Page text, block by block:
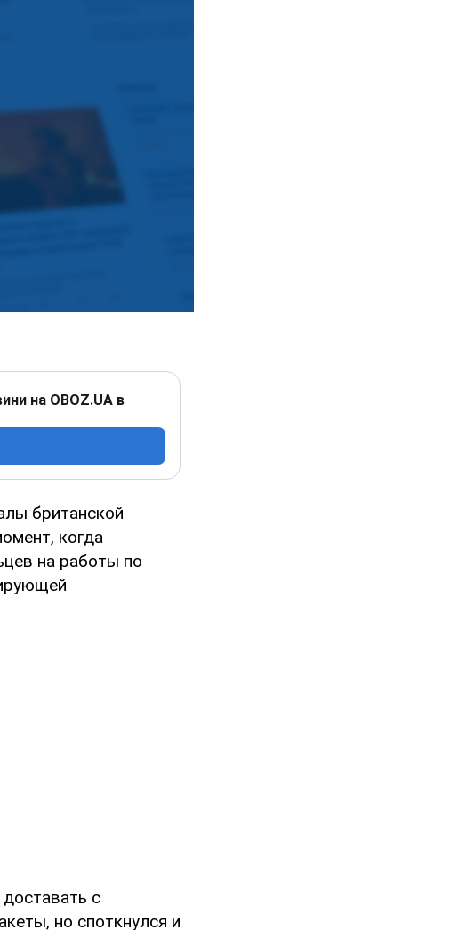
на OBOZ.UA в
британской
когда
на работы по
с
но споткнулся и